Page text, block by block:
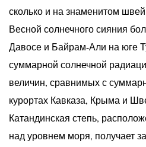
сколько и на знаменитом
Весной солнечного сияния
Давосе и Байрам-Али на юге
суммарной солнечной
величин, сравнимых с
курортах Кавказа, Крыма и
Катандинская степь,
над уровнем моря, получает